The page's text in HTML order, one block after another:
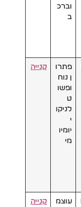
וברכ
ב
פתרו
ן נוח
ופשו
ט
לניקו
י
יומיו
מי
קנייה
עוצמ
קנייה